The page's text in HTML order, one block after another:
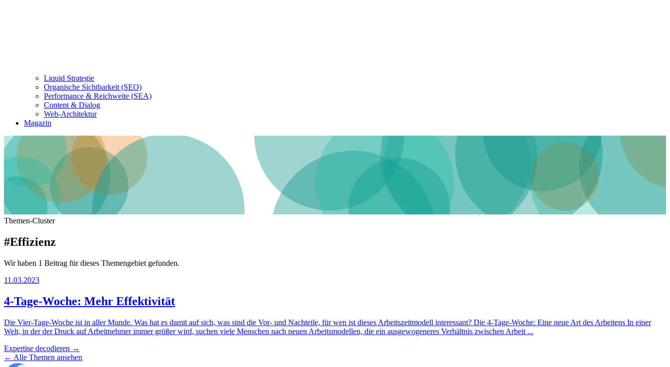
Liquid Strategie
Organische Sichtbarkeit (SEO)
Performance & Reichweite (SEA)
Content & Dialog
Web-Architektur
Magazin
Themen-Cluster
#Effizienz
Wir haben 1 Beitrag für dieses Themengebiet gefunden.
11.03.2023
4-Tage-Woche: Mehr Effektivität
Die Vier-Tage-Woche ist in aller Munde. Was hat es damit auf sich, was sind die Vor- und Nachteile, für wen ist dieses Arbeitszeitmodell interessant? Die 4-Tage-Woche: Eine neue Art des Arbeitens In einer
Welt, in der der Druck auf Arbeitnehmer immer größer wird, suchen viele Menschen nach neuen Arbeitsmodellen, die ein ausgewogeneres Verhältnis zwischen Arbeit ...
Expertise decodieren →
← Alle Themen ansehen